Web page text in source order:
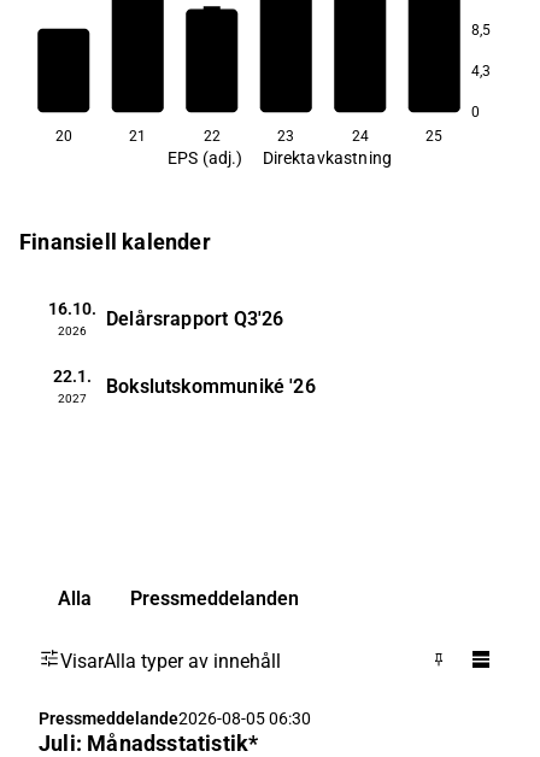
8,5
4,3
0
3,4
20 21 22 23 24 25
EPS (adj.) Direktavkastning
Finansiell kalender
16.10.
2026
Delårsrapport Q3'26
22.1.
2027
Bokslutskommuniké '26
Alla Pressmeddelanden
VisarAlla typer av innehåll
Pressmeddelande2026-08-05 06:30
Juli: Månadsstatistik*